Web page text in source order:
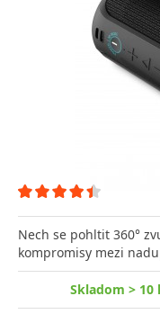
Nech se pohltit 360°
kompromisy mezi
Skladom > 10